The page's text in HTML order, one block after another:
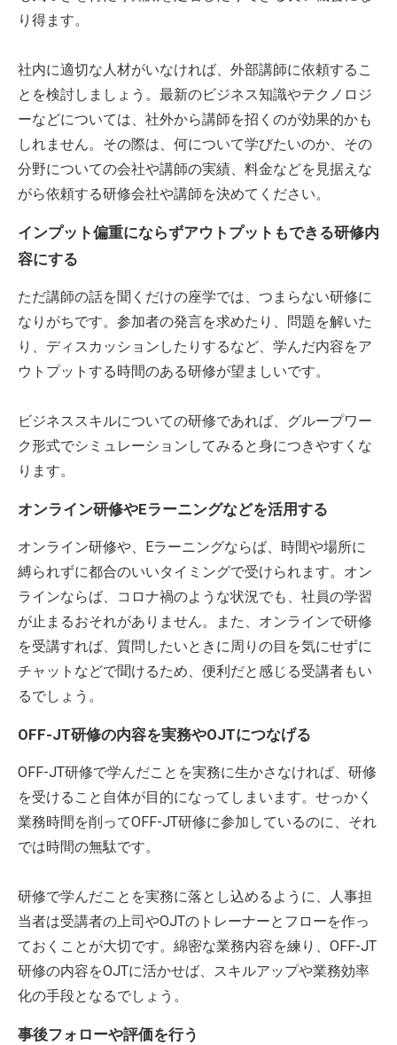
り得ます。
社内に適切な人材がいなければ、外部講師に依頼するこ
とを検討しましょう。最新のビジネス知識やテクノロジ
ーなどについては、社外から講師を招くのが効果的かも
しれません。その際は、何について学びたいのか、その
分野についての会社や講師の実績、料金などを見据えな
がら依頼する研修会社や講師を決めてください。
インプット偏重にならずアウトプットもできる研修内
容にする
ただ講師の話を聞くだけの座学では、つまらない研修に
なりがちです。参加者の発言を求めたり、問題を解いた
り、ディスカッションしたりするなど、学んだ内容をア
ウトプットする時間のある研修が望ましいです。
ビジネススキルについての研修であれば、グループワー
ク形式でシミュレーションしてみると身につきやすくな
ります。
オンライン研修やEラーニングなどを活用する
オンライン研修や、Eラーニングならば、時間や場所に
縛られずに都合のいいタイミングで受けられます。オン
ラインならば、コロナ禍のような状況でも、社員の学習
が止まるおそれがありません。また、オンラインで研修
を受講すれば、質問したいときに周りの目を気にせずに
チャットなどで聞けるため、便利だと感じる受講者もい
るでしょう。
OFF-JT研修の内容を実務やOJTにつなげる
OFF-JT研修で学んだことを実務に生かさなければ、研修
を受けること自体が目的になってしまいます。せっかく
業務時間を削ってOFF-JT研修に参加しているのに、それ
では時間の無駄です。
研修で学んだことを実務に落とし込めるように、人事担
当者は受講者の上司やOJTのトレーナーとフローを作っ
ておくことが大切です。綿密な業務内容を練り、OFF-JT
研修の内容をOJTに活かせば、スキルアップや業務効率
化の手段となるでしょう。
事後フォローや評価を行う